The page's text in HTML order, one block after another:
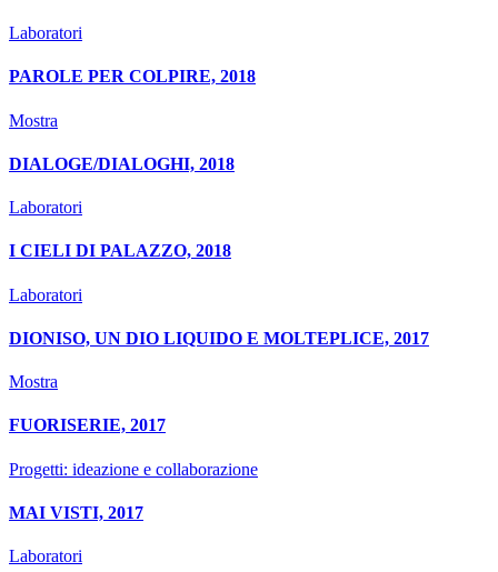
Laboratori
PAROLE PER COLPIRE, 2018
Mostra
DIALOGE/DIALOGHI, 2018
Laboratori
I CIELI DI PALAZZO, 2018
Laboratori
DIONISO, UN DIO LIQUIDO E MOLTEPLICE, 2017
Mostra
FUORISERIE, 2017
Progetti: ideazione e collaborazione
MAI VISTI, 2017
Laboratori